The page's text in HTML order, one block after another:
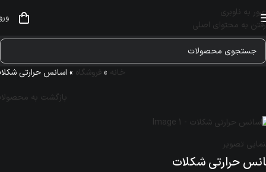
عبور به ناوبری
رفتن به محتوای اصلی
خانه »فروشگاه » اسانس حرارتی
بازگشت به
تصویر
حرارتی شکلات